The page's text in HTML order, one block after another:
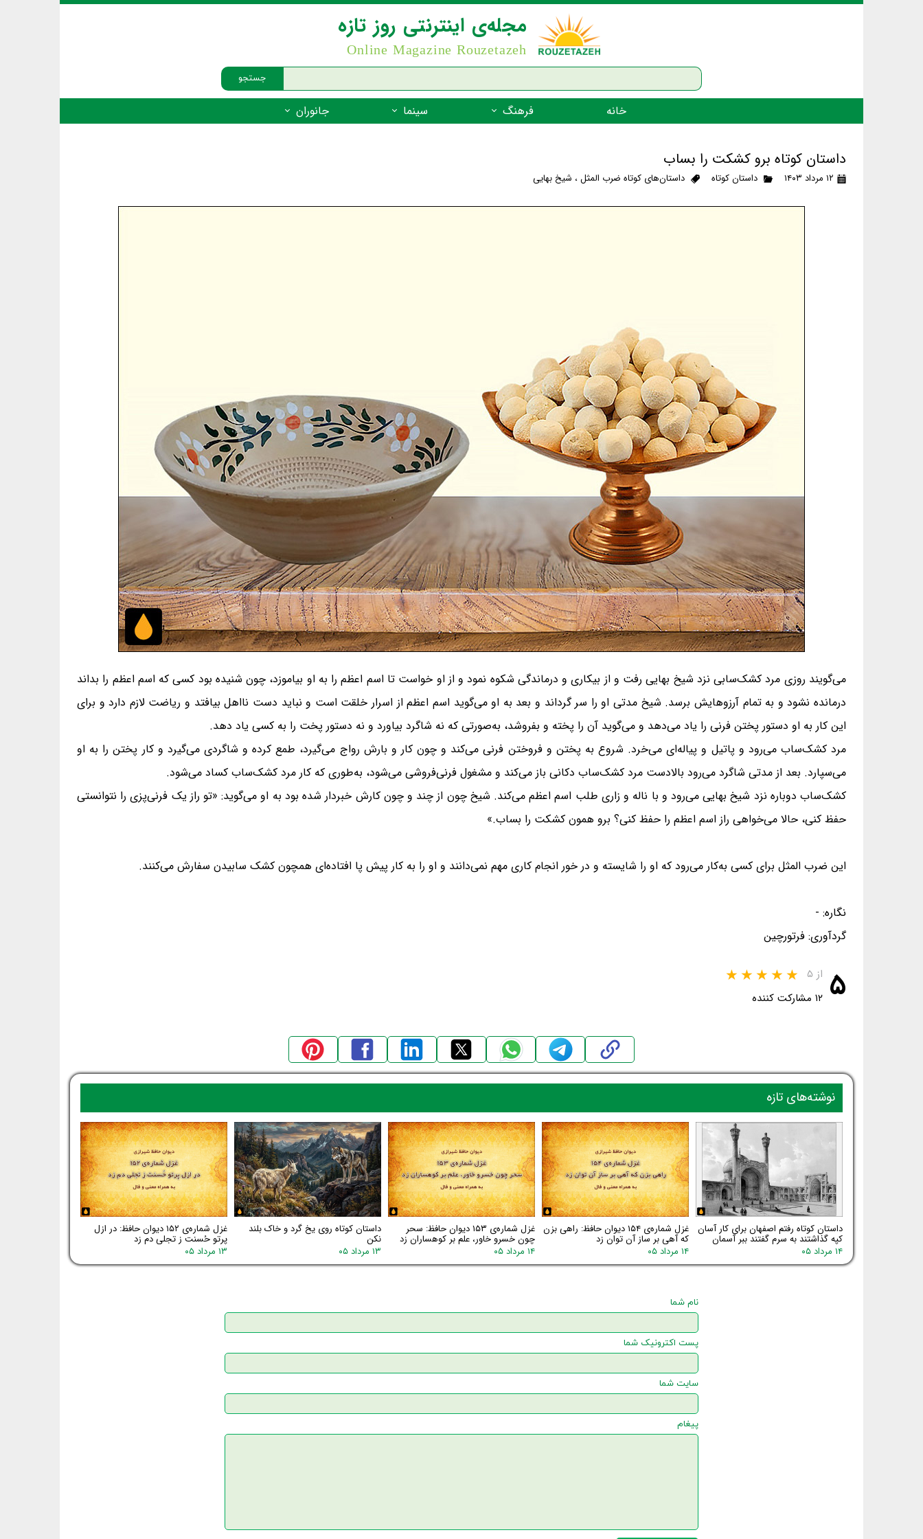
جستجو
مجله‌ی اینترنتی روز تازه
Online Magazine Rouzetazeh
خانه فرهنگ سینما جانوران
داستان کوتاه برو کشکت را بساب
۱۲ مرداد ۱۴۰۳ داستان کوتاه داستان‌های کوتاه ضرب المثل، شیخ بهایی
می‌گویند روزی مرد کشک‌سابی نزد شیخ بهایی رفت و از بیکاری و درماندگی شکوه نمود و از او خواست تا اسم اعظم را به او بیاموزد، چون شنیده بود کسی که اسم اعظم را بداند
درمانده نشود و به تمام آرزوهایش برسد. شیخ مدتی او را سر گرداند و بعد به او می‌گوید اسم اعظم از اسرار خلقت است و نباید دست نااهل بیافتد و ریاضت لازم دارد و برای
این کار به او دستور پختن فرنی را یاد می‌دهد و می‌گوید آن را پخته و بفروشد، به‌صورتی که نه شاگرد بیاورد و نه دستور پخت را به کسی یاد دهد.
مرد کشک‌ساب می‌رود و پاتیل و پیاله‌ای می‌خرد. شروع به پختن و فروختن فرنی می‌کند و چون کار و بارش رواج می‌گیرد، طمع کرده و شاگردی می‌گیرد و کار پختن را به او
می‌سپارد. بعد از مدتی شاگرد می‌رود بالادست مرد کشک‌ساب دکانی باز می‌کند و مشغول فرنی‌فروشی می‌شود، به‌طوری که کار مرد کشک‌ساب کساد می‌شود.
کشک‌ساب دوباره نزد شیخ بهایی می‌رود و با ناله و زاری طلب اسم اعظم می‌کند. شیخ چون از چند و چون کارش خبردار شده بود به او می‌گوید: «تو راز یک فرنی‌پزی را نتوانستی
حفظ کنی، حالا می‌خواهی راز اسم اعظم را حفظ کنی؟ برو همون کشکت را بساب.»
این ضرب المثل برای کسی به‌کار می‌رود که او را شایسته و در خور انجام کاری مهم نمی‌دانند و او را به کار پیش پا افتاده‌ای همچون کشک سابیدن سفارش می‌کنند.
نگاره: -
گردآوری: فرتورچین
۵ از ۵
۱۲ مشارکت کننده
داستان کوتاه رفتم اصفهان برای کار آسان
کپه گذاشتند به سرم گفتند ببر آسمان
۱۴ مرداد ۰۵
غزل شماره‌ی ۱۵۴ دیوان حافظ: راهی بزن
که آهی بر ساز آن توان زد
۱۴ مرداد ۰۵
غزل شماره‌ی ۱۵۳ دیوان حافظ: سحر
چون خسرو خاور، علم بر کوهساران زد
۱۴ مرداد ۰۵
داستان کوتاه روی یخ گرد و خاک بلند
نکن
۱۳ مرداد ۰۵
غزل شماره‌ی ۱۵۲ دیوان حافظ: در ازل
پرتو حُسنت ز تجلی دم زد
۱۳ مرداد ۰۵
نوشته‌های تازه
نام شما
پست اکترونیک شما
سایت شما
پیغام